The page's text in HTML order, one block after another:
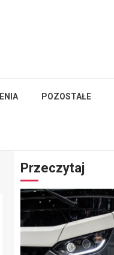
POZOSTAŁE
Przeczytaj